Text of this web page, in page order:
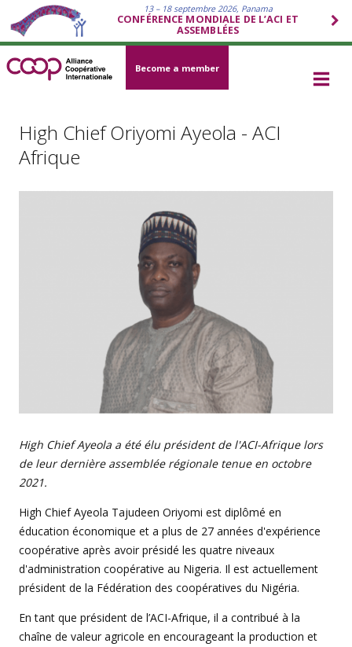
13 – 18 septembre 2026, Panama
CONFÉRENCE MONDIALE DE L’ACI ET
ASSEMBLÉES
Become a member
High Chief Oriyomi Ayeola - ACI
Afrique
High Chief Ayeola a été élu président de l'ACI-Afrique lors
de leur dernière assemblée régionale tenue en octobre
2021.
High Chief Ayeola Tajudeen Oriyomi est diplômé en
éducation économique et a plus de 27 années d'expérience
coopérative après avoir présidé les quatre niveaux
d'administration coopérative au Nigeria. Il est actuellement
président de la Fédération des coopératives du Nigéria.
En tant que président de l’ACI-Afrique, il a contribué à la
chaîne de valeur agricole en encourageant la production et